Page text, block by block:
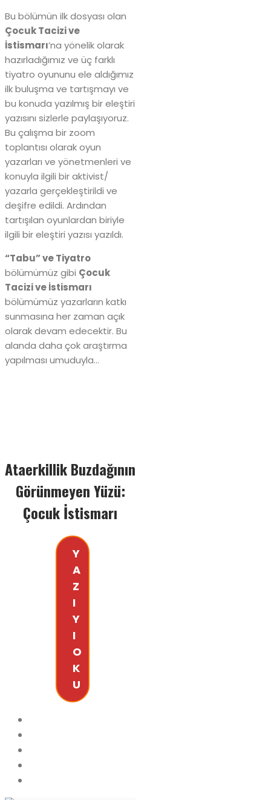
Bu bölümün ilk dosyası olan
Çocuk Tacizi ve
İstismarı’na yönelik olarak
hazırladığımız ve üç farklı
tiyatro oyununu ele aldığımız
ilk buluşma ve tartışmayı ve
bu konuda yazılmış bir eleştiri
yazısını sizlerle paylaşıyoruz.
Bu çalışma bir zoom
toplantısı olarak oyun
yazarları ve yönetmenleri ve
konuyla ilgili bir aktivist/
yazarla gerçekleştirildi ve
deşifre edildi. Ardından
tartışılan oyunlardan biriyle
ilgili bir eleştiri yazısı yazıldı.
“Tabu” ve Tiyatro
bölümümüz gibi Çocuk
Tacizi ve İstismarı
bölümümüz yazarların katkı
sunmasına her zaman açık
olarak devam edecektir. Bu
alanda daha çok araştırma
yapılması umuduyla…
Ataerkillik Buzdağının
Görünmeyen Yüzü:
Çocuk İstismarı
Y
A
Z
I
Y
I
O
K
U